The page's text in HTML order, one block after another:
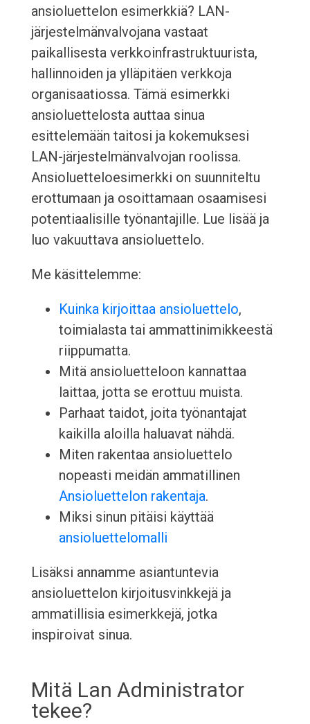
ansioluettelon esimerkkiä? LAN-
järjestelmänvalvojana vastaat
paikallisesta verkkoinfrastruktuurista,
hallinnoiden ja ylläpitäen verkkoja
organisaatiossa. Tämä esimerkki
ansioluettelosta auttaa sinua
esittelemään taitosi ja kokemuksesi
LAN-järjestelmänvalvojan roolissa.
Ansioluetteloesimerkki on suunniteltu
erottumaan ja osoittamaan osaamisesi
potentiaalisille työnantajille. Lue lisää ja
luo vakuuttava ansioluettelo.
Me käsittelemme:
Kuinka kirjoittaa ansioluettelo,
toimialasta tai ammattinimikkeestä
riippumatta.
Mitä ansioluetteloon kannattaa
laittaa, jotta se erottuu muista.
Parhaat taidot, joita työnantajat
kaikilla aloilla haluavat nähdä.
Miten rakentaa ansioluettelo
nopeasti meidän ammatillinen
Ansioluettelon rakentaja.
Miksi sinun pitäisi käyttää
ansioluettelomalli
Lisäksi annamme asiantuntevia
ansioluettelon kirjoitusvinkkejä ja
ammatillisia esimerkkejä, jotka
inspiroivat sinua.
Mitä Lan Administrator
tekee?